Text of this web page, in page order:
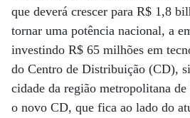
que deverá crescer para R$ 1,8
tornar uma potência nacional, a
investindo R$ 65 milhões em
do Centro de Distribuição (CD),
cidade da região metropolitana
o novo CD, que fica ao lado do